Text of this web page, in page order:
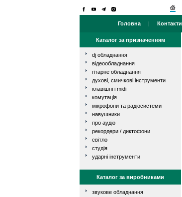
Головна | Контакти
Каталог за призначенням
dj обладнання
відеообладнання
гітарне обладнання
духові, смичкові інструменти
клавішні і midi
комутація
мікрофони та радіосистеми
навушники
про аудіо
рекордери / диктофони
світло
студія
ударні інструменти
Каталог за виробниками
звукове обладнання